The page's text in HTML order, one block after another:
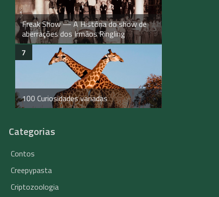
Freak Show — A História do show de
aberrações dos Irmãos Ringling
100 Curiosidades variadas
Categorias
Contos
Creepypasta
Criptozoologia